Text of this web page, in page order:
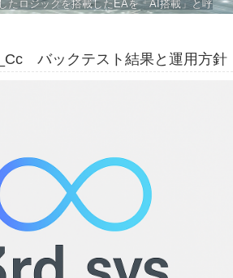
たロジックを搭載したEAを「AI搭載」と呼
バックテスト結果と運用方針